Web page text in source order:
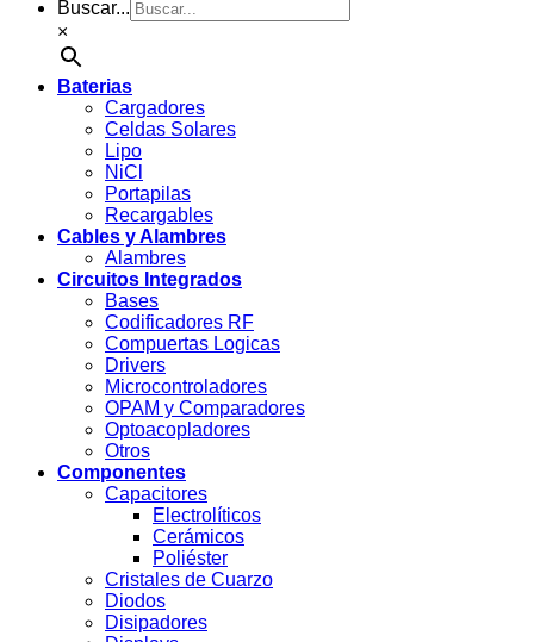
Buscar...
×
Baterias
Cargadores
Celdas Solares
Lipo
NiCl
Portapilas
Recargables
Cables y Alambres
Alambres
Circuitos Integrados
Bases
Codificadores RF
Compuertas Logicas
Drivers
Microcontroladores
OPAM y Comparadores
Optoacopladores
Otros
Componentes
Capacitores
Electrolíticos
Cerámicos
Poliéster
Cristales de Cuarzo
Diodos
Disipadores